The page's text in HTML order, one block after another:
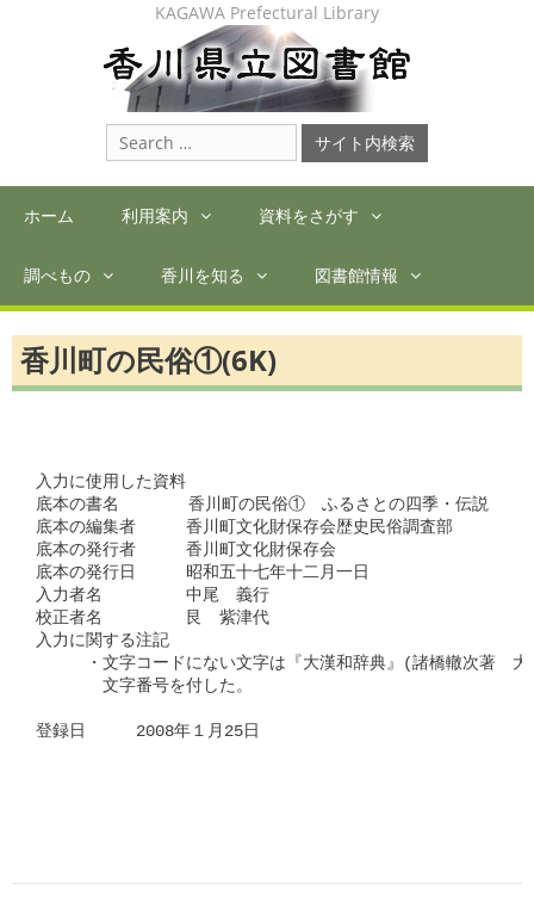
KAGAWA Prefectural Library
Search
for:
ホーム 利用案内 資料をさがす
調べもの 香川を知る 図書館情報
香川町の民俗①(6K)
入力に使用した資料
底本の書名　　　  香川町の民俗①　ふるさとの四季・伝説
底本の編集者　　　香川町文化財保存会歴史民俗調査部
底本の発行者　　　香川町文化財保存会
底本の発行日　　　昭和五十七年十二月一日
入力者名　　　　　中尾　義行
校正者名　　　　　艮　紫津代
入力に関する注記
・文字コードにない文字は『大漢和辞典』(諸橋轍次著　大
文字番号を付した。
登録日　　　2008年１月25日